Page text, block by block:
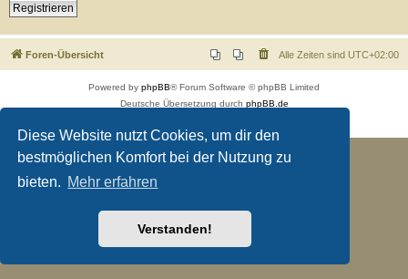
Diese Website nutzt Cookies, um dir den
bestmöglichen Komfort bei der Nutzung zu
bieten. Mehr erfahren
Verstanden!
Registrieren
Foren-Übersicht Alle Zeiten sind UTC+02:00
Powered by phpBB® Forum Software © phpBB Limited
Deutsche Übersetzung durch phpBB.de